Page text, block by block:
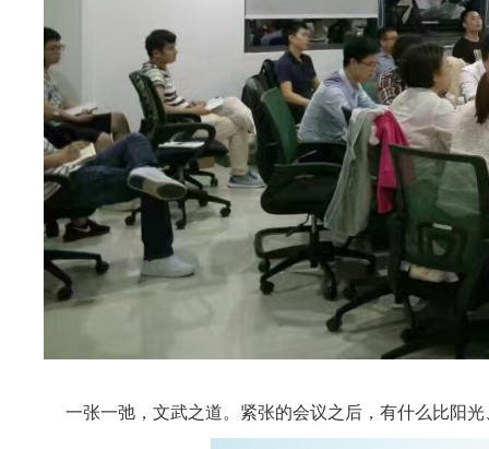
一张一弛，文武之道。紧张的会议之后，有什么比阳